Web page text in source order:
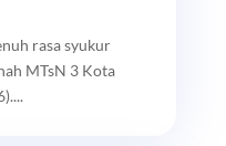
rasa syukur
MTsN 3 Kota